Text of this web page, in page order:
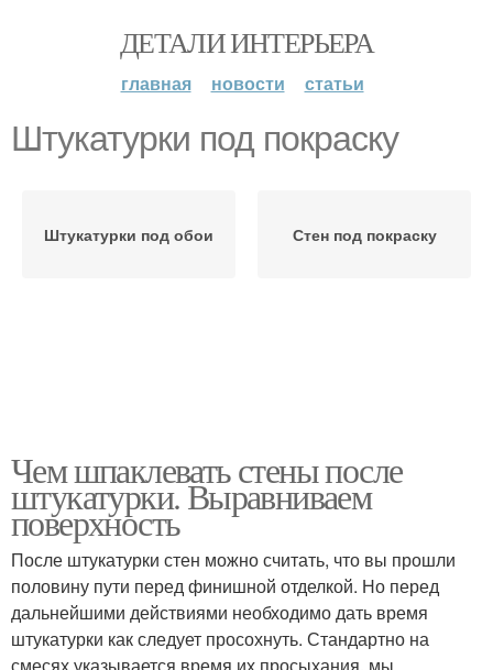
ДЕТАЛИ ИНТЕРЬЕРА
главная новости статьи
Штукатурки под покраску
Штукатурки под обои Стен под покраску
Чем шпаклевать стены после
штукатурки. Выравниваем
поверхность
После штукатурки стен можно считать, что вы прошли
половину пути перед финишной отделкой. Но перед
дальнейшими действиями необходимо дать время
штукатурки как следует просохнуть. Стандартно на